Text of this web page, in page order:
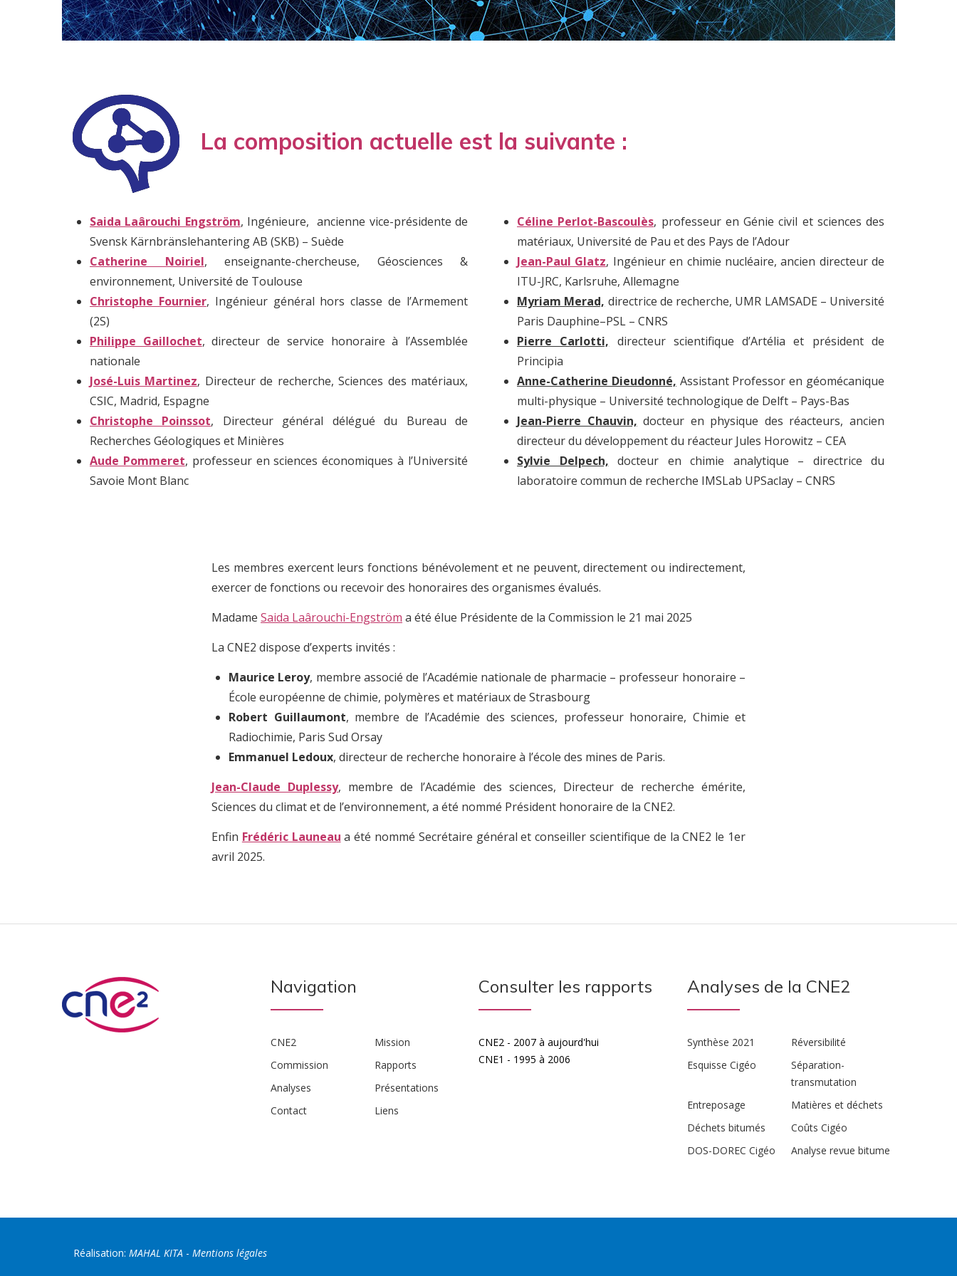
La composition actuelle est la suivante :
Saida Laârouchi Engström, Ingénieure, ancienne vice-présidente de
Svensk Kärnbränslehantering AB (SKB) – Suède
Catherine Noiriel, enseignante-chercheuse, Géosciences &
environnement, Université de Toulouse
Christophe Fournier, Ingénieur général hors classe de l’Armement
(2S)
Philippe Gaillochet, directeur de service honoraire à l’Assemblée
nationale
José-Luis Martinez, Directeur de recherche, Sciences des matériaux,
CSIC, Madrid, Espagne
Christophe Poinssot, Directeur général délégué du Bureau de
Recherches Géologiques et Minières
Aude Pommeret, professeur en sciences économiques à l’Université
Savoie Mont Blanc
Céline Perlot-Bascoulès, professeur en Génie civil et sciences des
matériaux, Université de Pau et des Pays de l’Adour
Jean-Paul Glatz, Ingénieur en chimie nucléaire, ancien directeur de
ITU-JRC, Karlsruhe, Allemagne
Myriam Merad, directrice de recherche, UMR LAMSADE – Université
Paris Dauphine–PSL – CNRS
Pierre Carlotti, directeur scientifique d’Artélia et président de
Principia
Anne-Catherine Dieudonné, Assistant Professor en géomécanique
multi-physique – Université technologique de Delft – Pays-Bas
Jean-Pierre Chauvin, docteur en physique des réacteurs, ancien
directeur du développement du réacteur Jules Horowitz – CEA
Sylvie Delpech, docteur en chimie analytique – directrice du
laboratoire commun de recherche IMSLab UPSaclay – CNRS
Les membres exercent leurs fonctions bénévolement et ne peuvent, directement ou indirectement,
exercer de fonctions ou recevoir des honoraires des organismes évalués.
Madame Saida Laârouchi-Engström a été élue Présidente de la Commission le 21 mai 2025
La CNE2 dispose d’experts invités :
Maurice Leroy, membre associé de l’Académie nationale de pharmacie – professeur honoraire –
École européenne de chimie, polymères et matériaux de Strasbourg
Robert Guillaumont, membre de l’Académie des sciences, professeur honoraire, Chimie et
Radiochimie, Paris Sud Orsay
Emmanuel Ledoux, directeur de recherche honoraire à l’école des mines de Paris.
Jean-Claude Duplessy, membre de l’Académie des sciences, Directeur de recherche émérite,
Sciences du climat et de l’environnement, a été nommé Président honoraire de la CNE2.
Enfin Frédéric Launeau a été nommé Secrétaire général et conseiller scientifique de la CNE2 le 1er
avril 2025.
Navigation
CNE2
Mission
Commission
Rapports
Analyses
Présentations
Contact
Liens
Consulter les rapports
CNE2 - 2007 à aujourd'hui
CNE1 - 1995 à 2006
Analyses de la CNE2
Synthèse 2021
Réversibilité
Esquisse Cigéo
Séparation-
transmutation
Entreposage
Matières et déchets
Déchets bitumés
Coûts Cigéo
DOS-DOREC Cigéo
Analyse revue bitume
Réalisation: MAHAL KITA - Mentions légales